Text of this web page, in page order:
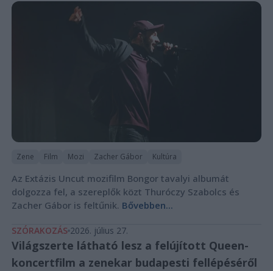
Zene Film Mozi Zacher Gábor Kultúra
Az Extázis Uncut mozifilm Bongor tavalyi albumát
dolgozza fel, a szereplők közt Thuróczy Szabolcs és
Zacher Gábor is feltűnik. Bővebben...
SZÓRAKOZÁS 2026. július 27.
Világszerte látható lesz a felújított Queen-
koncertfilm a zenekar budapesti fellépéséről